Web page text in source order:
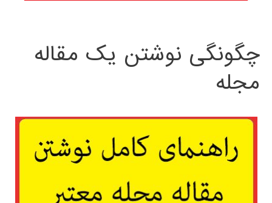
چگونگی نوشتن یک مقاله
مجله